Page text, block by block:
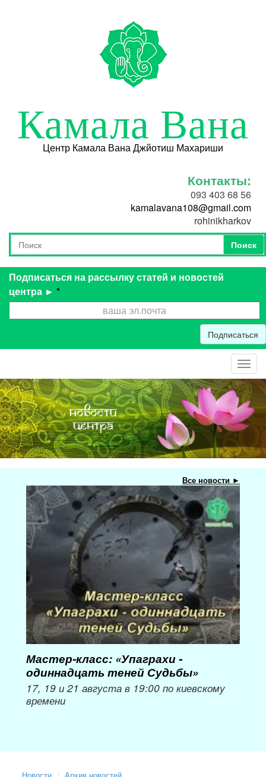
Камала Вана
Центр Камала Вана Джйотиш Махариши
Контакты:
093 403 68 56
kamalavana108@gmail.com
rohinikharkov
Форма поиска
Поиск
Поиск
Подписаться на рассылку статей и новостей
центра ► *
Подписаться
Все новости ►
Мастер-класс: «Упаграхи -
одиннадцать теней Судьбы»
17, 19 и 21 августа в 19:00 по киевскому
времени